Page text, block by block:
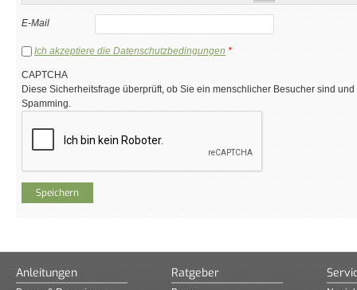
E-Mail
Ich akzeptiere die Datenschutzbedingungen *
CAPTCHA
Diese Sicherheitsfrage überprüft, ob Sie ein menschlicher Besucher sind
Spamming.
Anleitungen Ratgeber